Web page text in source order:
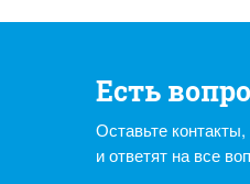
Есть
Оставьте
и ответят на все